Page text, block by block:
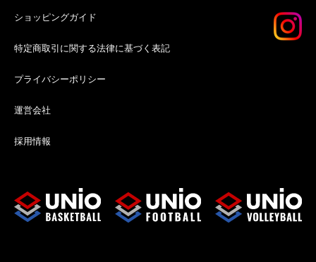
ショッピングガイド
特定商取引に関する法律に基づく表記
プライバシーポリシー
運営会社
採用情報